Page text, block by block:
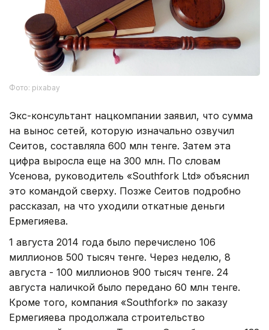
Фото: pixabay
Экс-консультант нацкомпании заявил, что сумма
на вынос сетей, которую изначально озвучил
Сеитов, составляла 600 млн тенге. Затем эта
цифра выросла еще на 300 млн. По словам
Усенова, руководитель «Southfork Ltd» объяснил
это командой сверху. Позже Сеитов подробно
рассказал, на что уходили откатные деньги
Ермегияева.
1 августа 2014 года было перечислено 106
миллионов 500 тысяч тенге. Через неделю, 8
августа - 100 миллионов 900 тысяч тенге. 24
августа наличкой было передано 60 млн тенге.
Кроме того, компания «Southfork» по заказу
Ермегияева продолжала строительство